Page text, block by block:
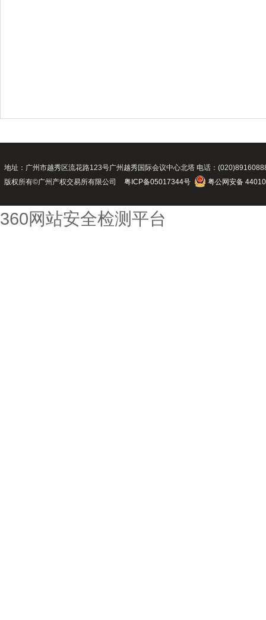
地址：广州市越秀区流花路123号广州越秀国际会议中心北塔 电话：
版权所有©广州产权交易所有限公司
粤ICP备05017344号 粤公网安备
360网站安全检测平台